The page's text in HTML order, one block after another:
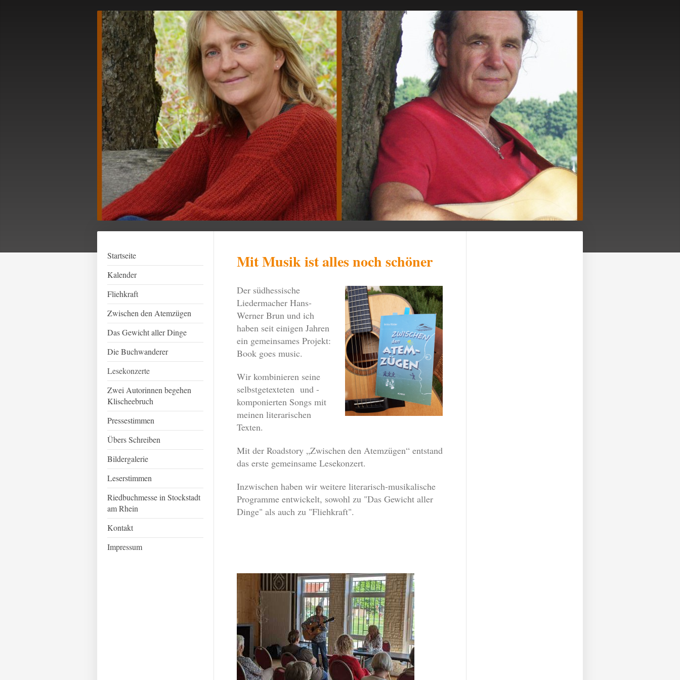
Startseite
Kalender
Fliehkraft
Zwischen den Atemzügen
Das Gewicht aller Dinge
Die Buchwanderer
Lesekonzerte
Zwei Autorinnen begehen
Klischeebruch
Pressestimmen
Übers Schreiben
Bildergalerie
Leserstimmen
Riedbuchmesse in Stockstadt
am Rhein
Kontakt
Impressum
Mit Musik ist alles noch schöner
Der südhessische
Liedermacher Hans-
Werner Brun und ich
haben seit einigen Jahren
ein gemeinsames Projekt:
Book goes music.
Wir kombinieren seine
selbstgetexteten und -
komponierten Songs mit
meinen literarischen
Texten.
Mit der Roadstory „Zwischen den Atemzügen“ entstand
das erste gemeinsame Lesekonzert.
Inzwischen haben wir weitere literarisch-musikalische
Programme entwickelt, sowohl zu "Das Gewicht aller
Dinge" als auch zu "Fliehkraft".